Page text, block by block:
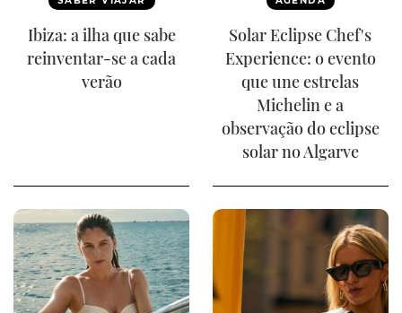
Ibiza: a ilha que sabe
reinventar-se a cada
verão
Solar Eclipse Chef's
Experience: o evento
que une estrelas
Michelin e a
observação do eclipse
solar no Algarve